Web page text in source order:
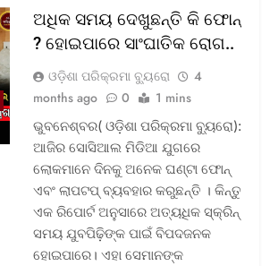
ଅଧିକ ସମୟ ଦେଖୁଛନ୍ତି କି ଫୋନ୍
? ହୋଇପାରେ ସାଂଘାତିକ ରୋଗ..
ଓଡ଼ିଶା ପରିକ୍ରମା ବ୍ୟୁରୋ
4
months ago
0 1 mins
ଭୁବନେଶ୍ବର( ଓଡ଼ିଶା ପରିକ୍ରମା ବ୍ୟୁରୋ):
ଆଜିର ସୋସିଆଲ ମିଡିଆ ଯୁଗରେ
ଲୋକମାନେ ଦିନକୁ ଅନେକ ଘଣ୍ଟା ଫୋନ୍
ଏବଂ ଲାପଟପ୍ ବ୍ୟବହାର କରୁଛନ୍ତି । କିନ୍ତୁ
ଏକ ରିପୋର୍ଟ ଅନୁସାରେ ଅତ୍ୟଧିକ ସ୍କ୍ରିନ୍
ସମୟ ଯୁବପିଢ଼ିଙ୍କ ପାଇଁ ବିପଦଜନକ
ହୋଇପାରେ। ଏହା ସେମାନଙ୍କ